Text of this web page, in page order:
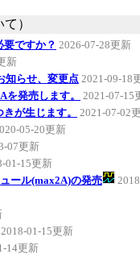
）
ですか？ 2026-07-28更新
新
知らせ、変更点 2021-09-18
発売します。
2021-07-15
が生じます。
2021-07-02
05-20更新
07更新
01-15更新
ール(max2A)の発売
2018-01-15更新
14更新